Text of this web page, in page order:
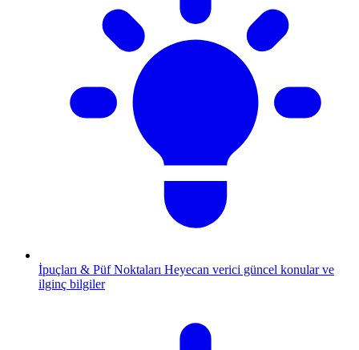
İpuçları & Püf Noktaları Heyecan verici güncel konular ve
ilginç bilgiler